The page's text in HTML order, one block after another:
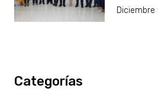
Diciembre
Categorías